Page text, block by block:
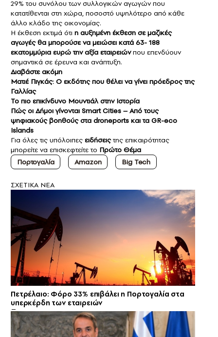
29% του συνόλου των συλλογικών αγωγών που
κατατίθενται στη χώρα, ποσοστό υψηλότερο από κάθε
άλλο κλάδο της οικονομίας.
Η έκθεση εκτιμά ότι η αυξημένη έκθεση σε μαζικές
αγωγές θα μπορούσε να μειώσει κατά 63- 188
εκατομμύρια ευρώ την αξία εταιρειώνπου επενδύουν
σημαντικά σε έρευνα και ανάπτυξη.
Διαβάστε ακόμη
Ματιέ Πιγκάς: Ο εκδότης που θέλει να γίνει πρόεδρος της
Γαλλίας
Το πιο επικίνδυνο Μουντιάλ στην Ιστορία
Πώς οι Δήμοι γίνονται Smart Cities – Από τους
ψηφιακούς βοηθούς στα droneports και τα GR-eco
Islands
Για όλες τις υπόλοιπες ειδήσειςτης επικαιρότητας
μπορείτε να επισκεφτείτε το Πρώτο Θέμα
Πορτογαλία
Amazon Big Tech
ΣXETIKA NEA
Πετρέλαιο: Φόρο 33% επιβάλει η Πορτογαλία στα
υπερκέρδη των εταιρειών